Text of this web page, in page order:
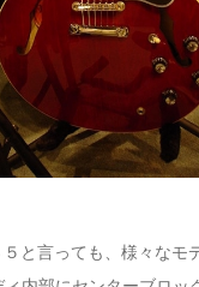
と言っても、様々なモ